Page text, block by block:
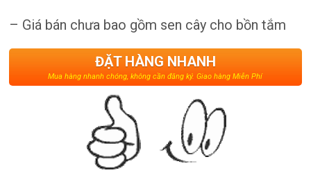
– Giá bán chưa bao gồm sen cây cho bồn tắm
ĐẶT HÀNG NHANH
Mua hàng nhanh chóng, không cần đăng ký. Giao hàng Miễn Phí